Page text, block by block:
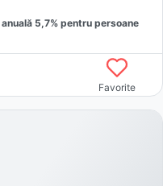
anuală 5,7% pentru persoane
Favorite